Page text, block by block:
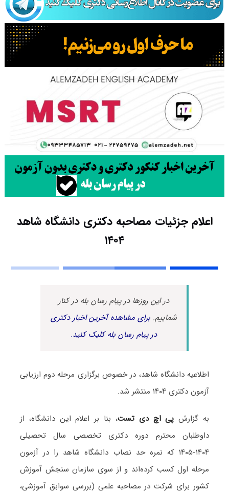
اعلام جزئیات مصاحبه دکتری دانشگاه شاهد
۱۴۰۴
در این روزها در پیام رسان بله در کنار
شماییم.برای مشاهده آخرین اخبار دکتری
در پیام رسان بله کلیک کنید.
اطلاعیه دانشگاه شاهد، در خصوص برگزاری مرحله دوم ارزیابی
آزمون دکتری ۱۴۰۴ منتشر شد.
به گزارش پی اچ دی تست، بنا بر اعلام این دانشگاه، از
داوطلبان محترم دوره دکتری تخصصی سال تحصیلی
۱۴۰۴-۱۴۰۵ که نمره حد نصاب دانشگاه شاهد را در آزمون
مرحله اول کسب کرده‌اند و از سوی سازمان سنجش آموزش
کشور برای شرکت در مصاحبه علمی (بررسی سوابق آموزشی،